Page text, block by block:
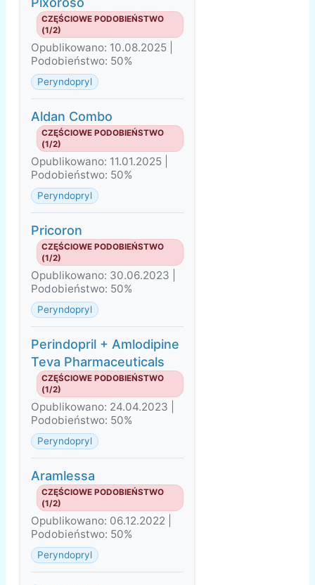
CZĘŚCIOWE PODOBIEŃSTWO
(1/2)
Opublikowano: 10.08.2025 |
Podobieństwo: 50%
Peryndopryl
Aldan Combo
CZĘŚCIOWE PODOBIEŃSTWO
(1/2)
Opublikowano: 11.01.2025 |
Podobieństwo: 50%
Peryndopryl
Pricoron
CZĘŚCIOWE PODOBIEŃSTWO
(1/2)
Opublikowano: 30.06.2023 |
Podobieństwo: 50%
Peryndopryl
Perindopril + Amlodipine
Teva Pharmaceuticals
CZĘŚCIOWE PODOBIEŃSTWO
(1/2)
Opublikowano: 24.04.2023 |
Podobieństwo: 50%
Peryndopryl
Aramlessa
CZĘŚCIOWE PODOBIEŃSTWO
(1/2)
Opublikowano: 06.12.2022 |
Podobieństwo: 50%
Peryndopryl